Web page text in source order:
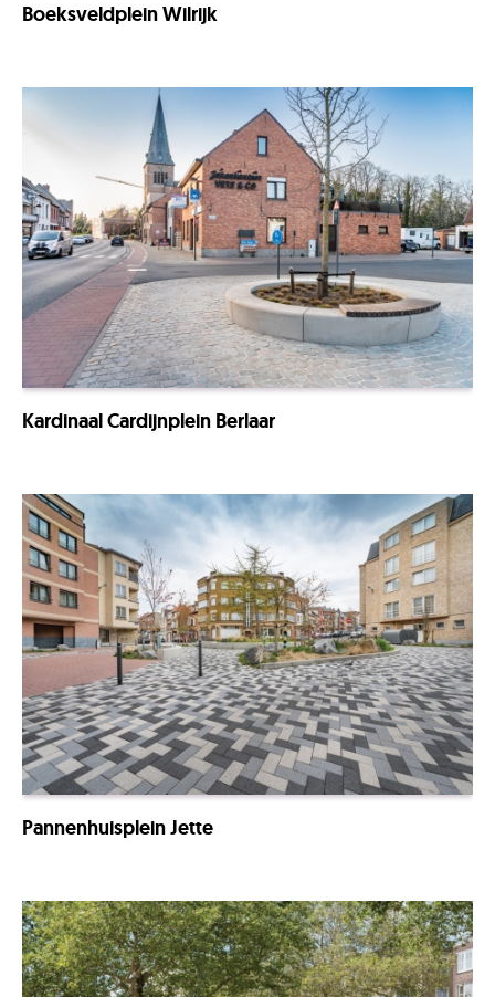
Boeksveldplein Wilrijk
Kardinaal Cardijnplein Berlaar
Pannenhuisplein Jette